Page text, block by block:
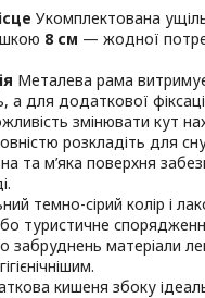
Укомплектована
8 см — жодної
Металева рама
а для додаткової
змінювати кут
розкладіть для
та м’яка поверхня
темно-сірий колір і
туристичне
забруднень матеріали
кишеня збоку